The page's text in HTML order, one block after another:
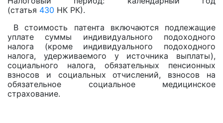
(статья 430 НК РК).
В стоимость патента включаются подлежащие
уплате суммы индивидуального подоходного
налога (кроме индивидуального подоходного
налога, удерживаемого у источника выплаты),
социального налога, обязательных пенсионных
взносов и социальных отчислений, взносов на
обязательное социальное медицинское
страхование.